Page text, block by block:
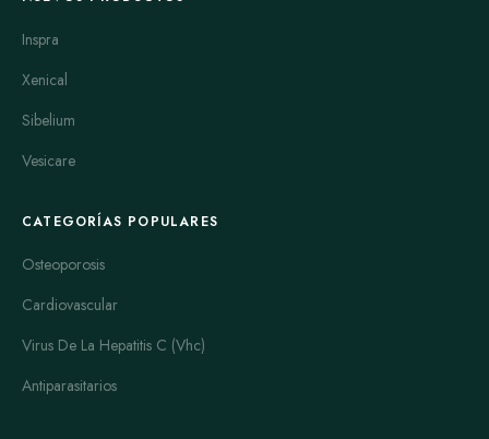
Inspra
Xenical
Sibelium
Vesicare
CATEGORÍAS POPULARES
Osteoporosis
Cardiovascular
Virus De La Hepatitis C (Vhc)
Antiparasitarios